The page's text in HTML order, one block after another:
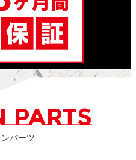
PARTS
パーツ